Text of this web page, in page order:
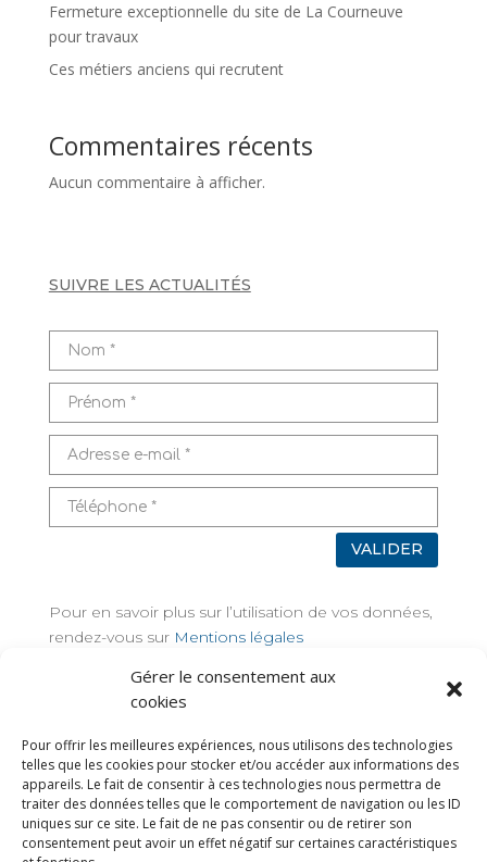
Gérer le consentement aux
cookies
Pour offrir les meilleures expériences, nous utilisons des technologies
telles que les cookies pour stocker et/ou accéder aux informations des
appareils. Le fait de consentir à ces technologies nous permettra de
traiter des données telles que le comportement de navigation ou les ID
uniques sur ce site. Le fait de ne pas consentir ou de retirer son
consentement peut avoir un effet négatif sur certaines caractéristiques
Fermeture exceptionnelle du site de La Courneuve
pour travaux
Ces métiers anciens qui recrutent
Commentaires récents
Aucun commentaire à afficher.
SUIVRE LES ACTUALITÉS
VALIDER
Pour en savoir plus sur l’utilisation de vos données,
rendez-vous sur Mentions légales